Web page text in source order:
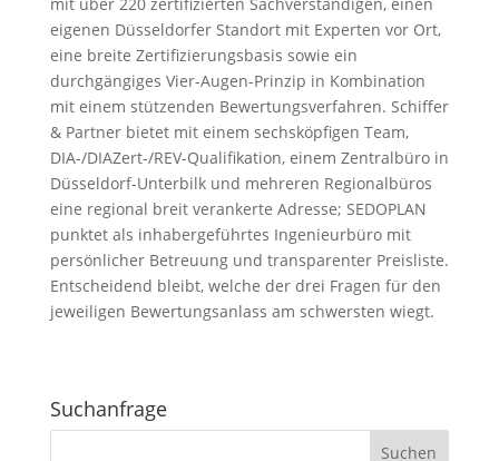
eigenen Düsseldorfer Standort mit Experten vor Ort,
eine breite Zertifizierungsbasis sowie ein
durchgängiges Vier-Augen-Prinzip in Kombination
mit einem stützenden Bewertungsverfahren. Schiffer
& Partner bietet mit einem sechsköpfigen Team,
DIA-/DIAZert-/REV-Qualifikation, einem Zentralbüro in
Düsseldorf-Unterbilk und mehreren Regionalbüros
eine regional breit verankerte Adresse; SEDOPLAN
punktet als inhabergeführtes Ingenieurbüro mit
persönlicher Betreuung und transparenter Preisliste.
Entscheidend bleibt, welche der drei Fragen für den
jeweiligen Bewertungsanlass am schwersten wiegt.
Suchanfrage